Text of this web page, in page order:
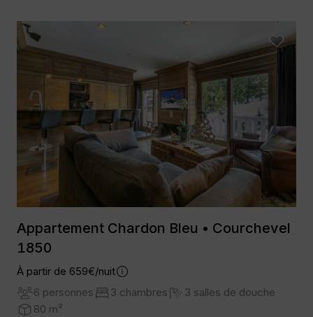
Appartement Chardon Bleu • Courchevel
1850
À partir de 659€/nuit
6 personnes
3 chambres
3 salles de douche
80 m²